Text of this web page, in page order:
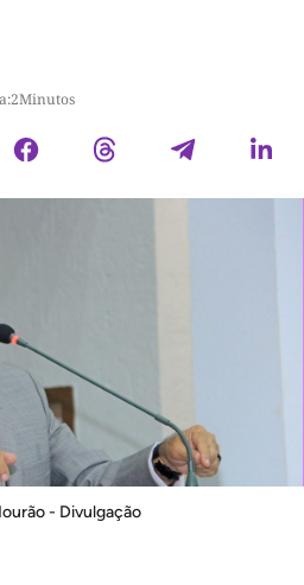
2Minutos
- Divulgação